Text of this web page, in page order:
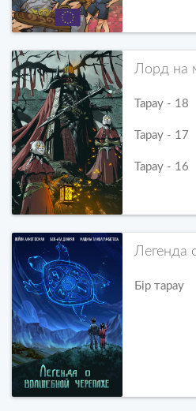
Лорд на
Тарау - 18
Тарау - 17
Тарау - 16
Бір тарау